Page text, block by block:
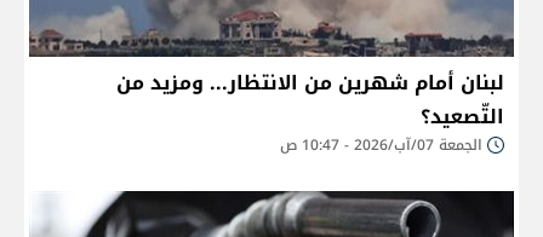
لبنان أمام شهرين من الانتظار... ومزيد من
التّصعيد؟
الجمعة 07/آب/2026 - 10:47 ص